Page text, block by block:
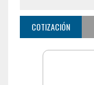
COTIZACIÓN